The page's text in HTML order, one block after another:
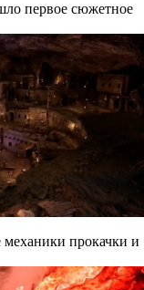
первое сюжетное
прокачки и